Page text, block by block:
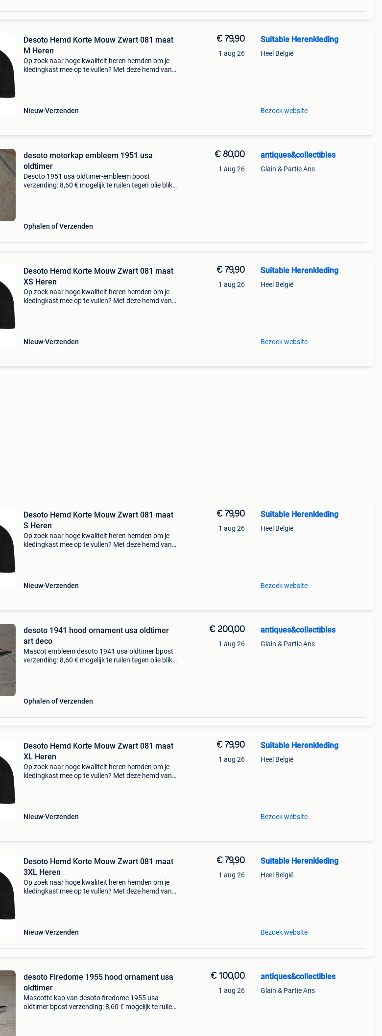
Desoto Hemd Korte Mouw Zwart 081 maat
M Heren
Op zoek naar hoge kwaliteit heren hemden om je
kledingkast mee op te vullen? Met deze hemd van
Nieuw Verzenden
€ 79,90
1 aug 26
Suitable Herenkleding
Heel België
Bezoek website
desoto motorkap embleem 1951 usa
oldtimer
Desoto 1951 usa oldtimer-embleem bpost
verzending: 8,60 € mogelijk te ruilen tegen olie blik
Ophalen of Verzenden
€ 80,00
1 aug 26
antiques&collectibles
Glain & Partie Ans
Desoto Hemd Korte Mouw Zwart 081 maat
XS Heren
Op zoek naar hoge kwaliteit heren hemden om je
kledingkast mee op te vullen? Met deze hemd van
Nieuw Verzenden
€ 79,90
1 aug 26
Suitable Herenkleding
Heel België
Bezoek website
Desoto Hemd Korte Mouw Zwart 081 maat
S Heren
Op zoek naar hoge kwaliteit heren hemden om je
kledingkast mee op te vullen? Met deze hemd van
Nieuw Verzenden
€ 79,90
1 aug 26
Suitable Herenkleding
Heel België
Bezoek website
desoto 1941 hood ornament usa oldtimer
art deco
Mascot embleem desoto 1941 usa oldtimer bpost
verzending: 8,60 € mogelijk te ruilen tegen olie blik
Ophalen of Verzenden
€ 200,00
1 aug 26
antiques&collectibles
Glain & Partie Ans
Desoto Hemd Korte Mouw Zwart 081 maat
XL Heren
Op zoek naar hoge kwaliteit heren hemden om je
kledingkast mee op te vullen? Met deze hemd van
Nieuw Verzenden
€ 79,90
1 aug 26
Suitable Herenkleding
Heel België
Bezoek website
Desoto Hemd Korte Mouw Zwart 081 maat
3XL Heren
Op zoek naar hoge kwaliteit heren hemden om je
kledingkast mee op te vullen? Met deze hemd van
Nieuw Verzenden
€ 79,90
1 aug 26
Suitable Herenkleding
Heel België
Bezoek website
desoto Firedome 1955 hood ornament usa
oldtimer
Mascotte kap van desoto firedome 1955 usa
oldtimer bpost verzending: 8,60 € mogelijk te ruilen
€ 100,00
1 aug 26
antiques&collectibles
Glain & Partie Ans